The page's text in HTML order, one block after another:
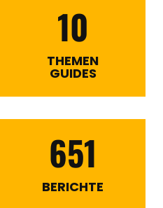
10
THEMEN
GUIDES
651
BERICHTE